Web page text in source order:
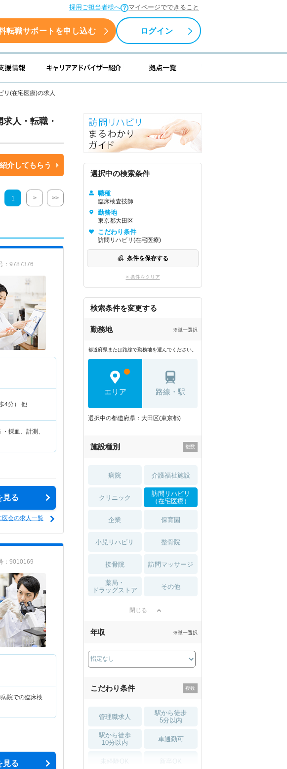
採用ご担当者様へ マイページでできること
転職サポートを申し込む ログイン
転職支援情報 キャリアアドバイザー紹介 拠点一覧
リ(在宅医療)の求人
求人・転職・
介してもらう
1 > >>
：9787376
4分） 他
採血、計測、
見る
医会の求人一覧
：9010169
院での臨床検
見る
選択中の検索条件
職種
臨床検査技師
勤務地
東京都大田区
こだわり条件
訪問リハビリ(在宅医療)
条件を保存する
× 条件をクリア
検索条件を変更する
勤務地 ※単一選択
都道府県または路線で勤務地を選んでください。
エリア 路線・駅
選択中の都道府県：大田区(東京都)
施設種別
病院 介護福祉施設
クリニック
訪問リハビリ
（在宅医療）
企業 保育園
小児リハビリ 整骨院
接骨院 訪問マッサージ
薬局・
ドラッグストア
その他
閉じる
年収 ※単一選択
こだわり条件
管理職求人
駅から徒歩
5分以内
駅から徒歩
10分以内
車通勤可